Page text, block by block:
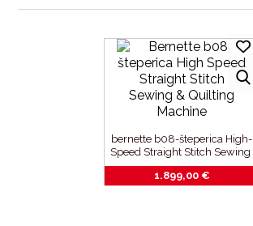
bernette b08-šteperica High-
Speed Straight Stitch Sewing
& Quilting Machine
1.899,00 €